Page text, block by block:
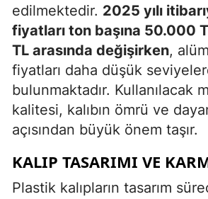
edilmektedir. 2025 yılı
fiyatları ton başına 50.000
TL arasında değişirken,
fiyatları daha düşük
bulunmaktadır. Kullanılacak
kalitesi, kalıbın ömrü ve
açısından büyük önem taşır.
KALIP TASARIMI VE
Plastik kalıpların tasarım